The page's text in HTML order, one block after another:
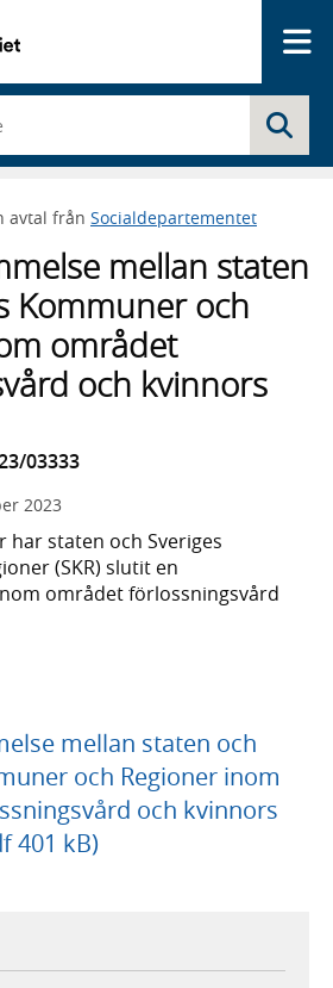
avtal från Socialdepartementet
mellan staten
Kommuner och
området
och kvinnors
03333
2023
har staten och Sveriges
(SKR) slutit en
området förlossningsvård
mellan staten och
och Regioner inom
och kvinnors
401 kB)